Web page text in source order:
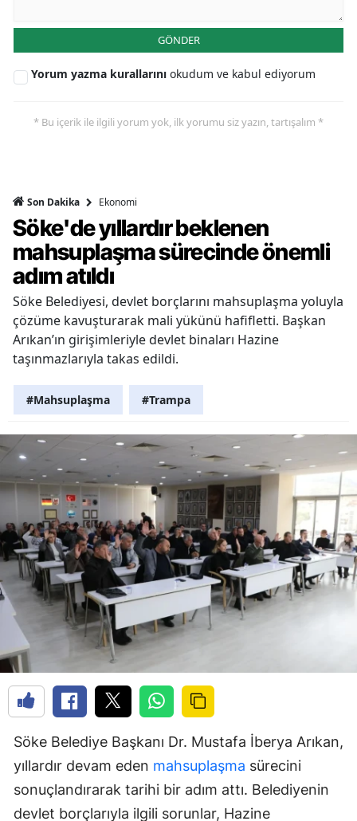
GÖNDER
Yorum yazma kurallarını okudum ve kabul ediyorum
* Bu içerik ile ilgili yorum yok, ilk yorumu siz yazın, tartışalım *
Son Dakika Ekonomi
Söke'de yıllardır beklenen
mahsuplaşma sürecinde önemli
adım atıldı
Söke Belediyesi, devlet borçlarını mahsuplaşma yoluyla
çözüme kavuşturarak mali yükünü hafifletti. Başkan
Arıkan’ın girişimleriyle devlet binaları Hazine
taşınmazlarıyla takas edildi.
#Mahsuplaşma #Trampa
Söke Belediye Başkanı Dr. Mustafa İberya Arıkan,
yıllardır devam eden mahsuplaşma sürecini
sonuçlandırarak tarihi bir adım attı. Belediyenin
devlet borçlarıyla ilgili sorunlar, Hazine